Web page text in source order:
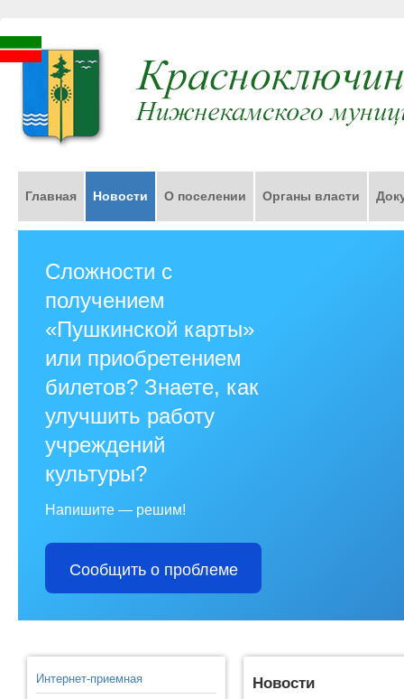
Главная Новости О поселении Органы власти
Сложности с
получением
«Пушкинской карты»
или приобретением
билетов? Знаете, как
улучшить работу
учреждений
культуры?
Напишите — решим!
Сообщить о проблеме
Интернет-приемная Новости